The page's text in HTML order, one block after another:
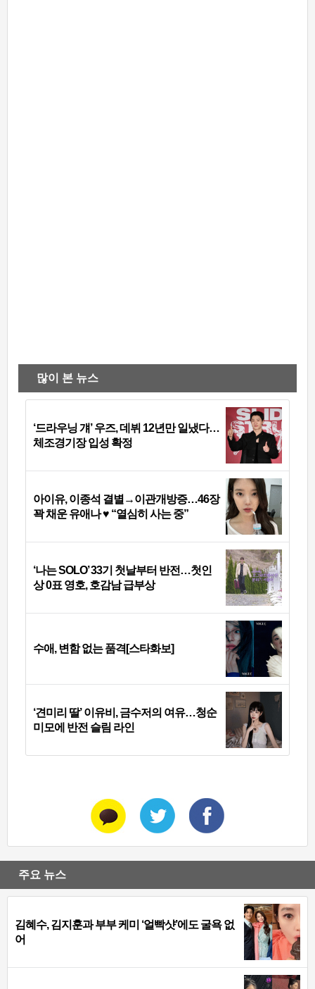
많이 본 뉴스
‘드라우닝 걔’ 우즈, 데뷔 12년만 일냈다…
체조경기장 입성 확정
아이유, 이종석 결별→이관개방증…46장
꽉 채운 유애나 ♥ “열심히 사는 중”
‘나는 SOLO’ 33기 첫날부터 반전…첫인
상 0표 영호, 호감남 급부상
수애, 변함 없는 품격[스타화보]
‘견미리 딸’ 이유비, 금수저의 여유…청순
미모에 반전 슬림 라인
주요 뉴스
김혜수, 김지훈과 부부 케미 ‘얼빡샷’에도 굴욕 없
어